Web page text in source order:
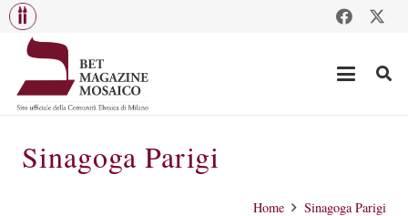
Sinagoga Parigi
Home Sinagoga Parigi